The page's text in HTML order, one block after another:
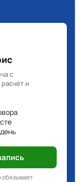
с
и
обязывает